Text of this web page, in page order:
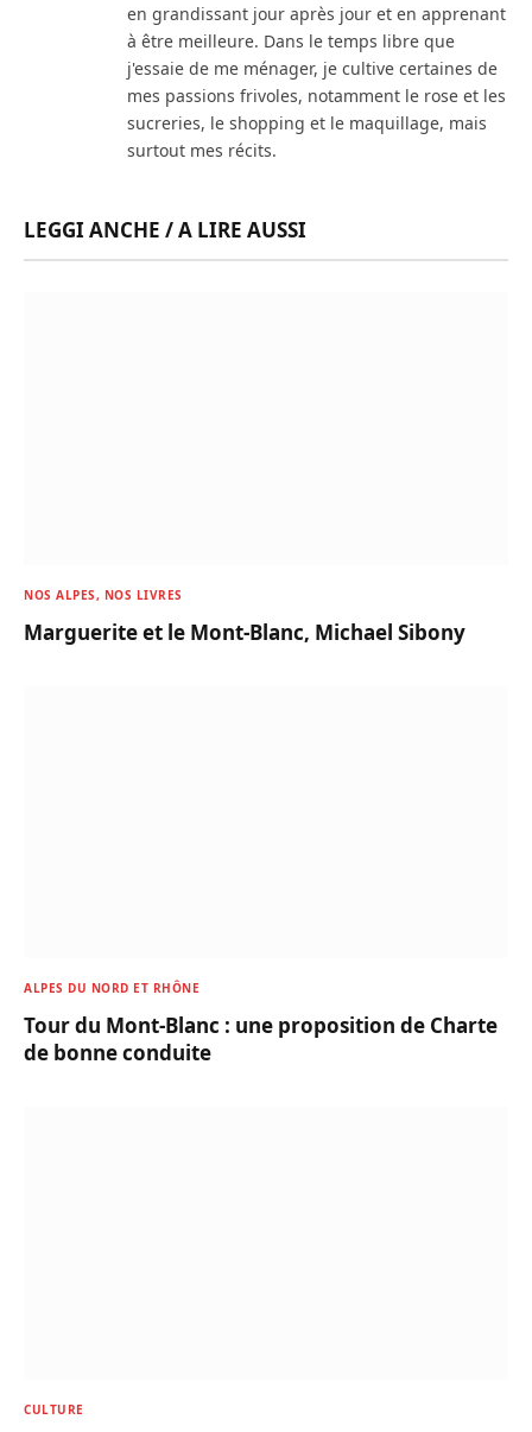
en grandissant jour après jour et en apprenant
à être meilleure. Dans le temps libre que
j'essaie de me ménager, je cultive certaines de
mes passions frivoles, notamment le rose et les
sucreries, le shopping et le maquillage, mais
surtout mes récits.
LEGGI ANCHE / A LIRE AUSSI
NOS ALPES, NOS LIVRES
Marguerite et le Mont-Blanc, Michael Sibony
ALPES DU NORD ET RHÔNE
Tour du Mont-Blanc : une proposition de Charte
de bonne conduite
CULTURE